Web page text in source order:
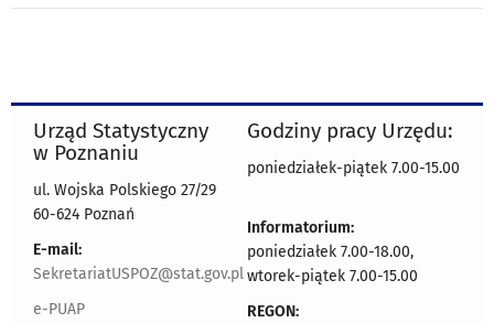
Urząd Statystyczny
w Poznaniu
ul. Wojska Polskiego 27/29
60-624 Poznań
E-mail:
SekretariatUSPOZ@stat.gov.pl
e-PUAP
Godziny pracy Urzędu:
poniedziałek-piątek 7.00-15.00
Informatorium:
poniedziałek 7.00-18.00,
wtorek-piątek 7.00-15.00
REGON: